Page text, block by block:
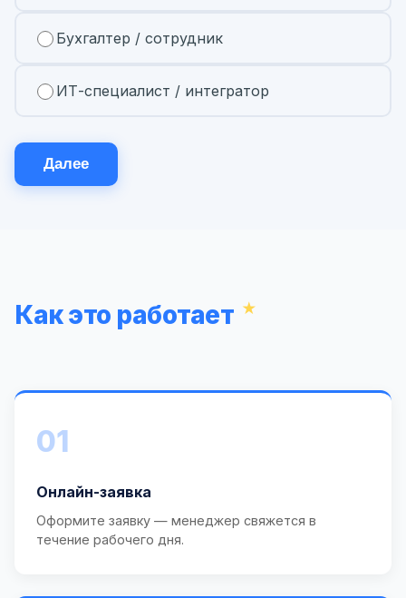
Бухгалтер / сотрудник
ИТ-специалист / интегратор
Далее
Как это работает
01
Онлайн-заявка
Оформите заявку — менеджер свяжется в
течение рабочего дня.